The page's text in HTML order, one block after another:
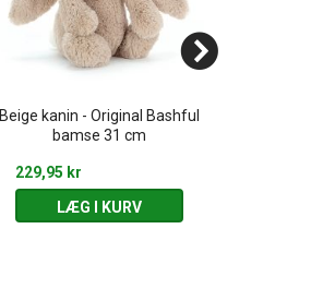
Beige kanin - Original Bashful
bamse 31 cm
229,95 kr
LÆG I KURV